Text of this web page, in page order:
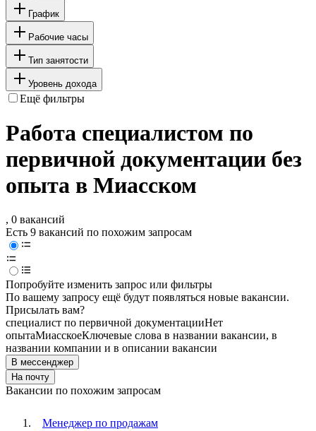
График
Рабочие часы
Тип занятости
Уровень дохода
Ещё фильтры
Работа специалистом по
первичной документации без
опыта в Миасском
, 0 вакансий
Есть 9 вакансий по похожим запросам
Попробуйте изменить запрос или фильтры
По вашему запросу ещё будут появляться новые вакансии.
Присылать вам?
специалист по первичной документацииНет
опытаМиасскоеКлючевые слова в названии вакансии, в
названии компании и в описании вакансии
В мессенджер
На почту
Вакансии по похожим запросам
Менеджер по продажам